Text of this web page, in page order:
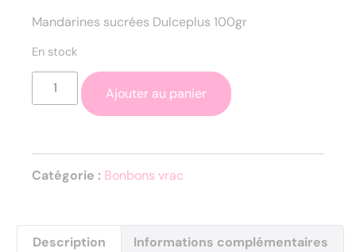
Mandarines sucrées Dulceplus 100gr
En stock
Ajouter au panier
Catégorie : Bonbons vrac
Description Informations complémentaires